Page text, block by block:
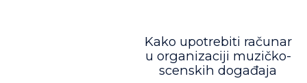
Kako upotrebiti računar
u organizaciji muzičko-
scenskih događaja